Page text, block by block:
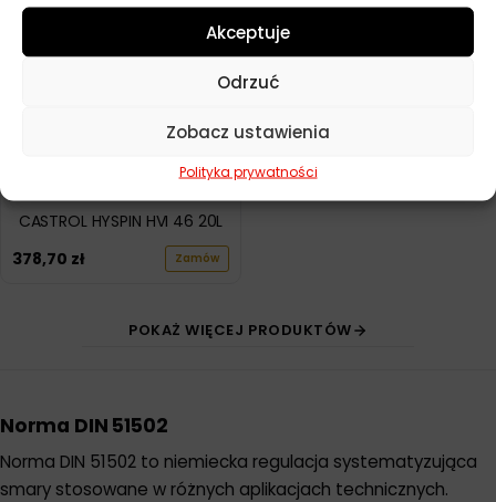
Akceptuje
Odrzuć
Zobacz ustawienia
Polityka prywatności
CASTROL HYSPIN HVI 46 20L
378,70 zł Zamów
POKAŻ WIĘCEJ PRODUKTÓW
Norma DIN 51502
Norma DIN 51502 to niemiecka regulacja systematyzująca
smary stosowane w różnych aplikacjach technicznych.